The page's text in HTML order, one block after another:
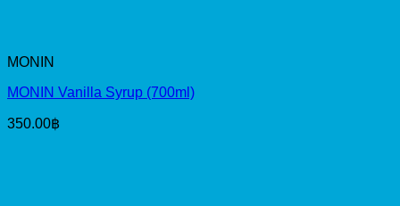
MONIN
MONIN Vanilla Syrup (700ml)
350.00฿